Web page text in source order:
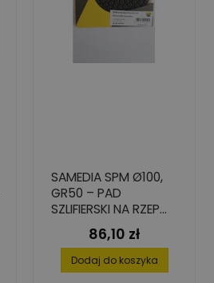
SAMEDIA SPM Ø100,
GR50 – PAD
SZLIFIERSKI NA RZEP
DO SZLIFOWANIA
POWIERZCHNI
BETONOWYCH
Cena
86,10 zł
Dodaj do koszyka